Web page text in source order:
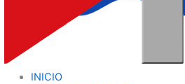
INICIO